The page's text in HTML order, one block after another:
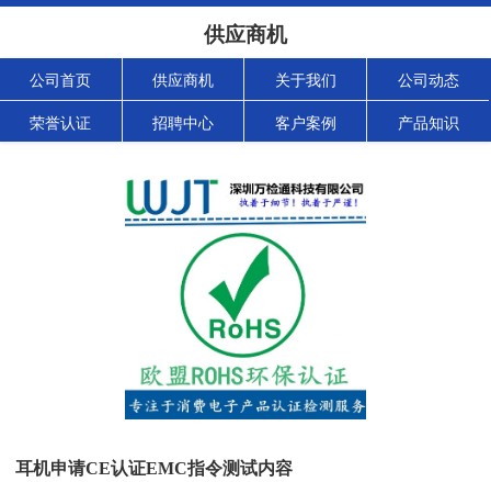
供应商机
公司首页 供应商机 关于我们 公司动态
荣誉认证 招聘中心 客户案例 产品知识
耳机申请CE认证EMC指令测试内容